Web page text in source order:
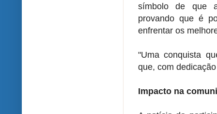
símbolo de que
provando que é
enfrentar os
"Uma conquista
que, com
Impacto na